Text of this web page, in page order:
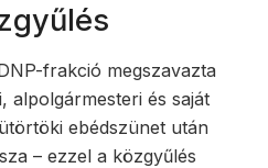
frakció megszavazta
alpolgármesteri és saját
ebédszünet után
– ezzel a közgyűlés